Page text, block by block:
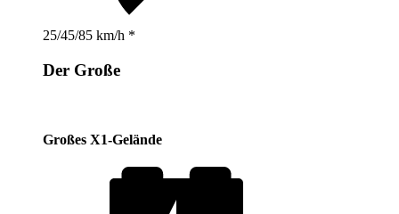
25/45/85 km/h *
Der Große
Großes X1-Gelände